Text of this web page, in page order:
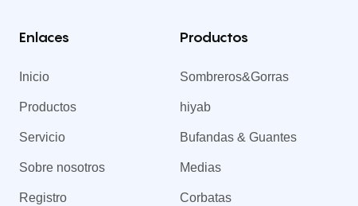
Enlaces
Inicio
Productos
Servicio
Sobre nosotros
Registro
Productos
Sombreros&Gorras
hiyab
Bufandas & Guantes
Medias
Corbatas